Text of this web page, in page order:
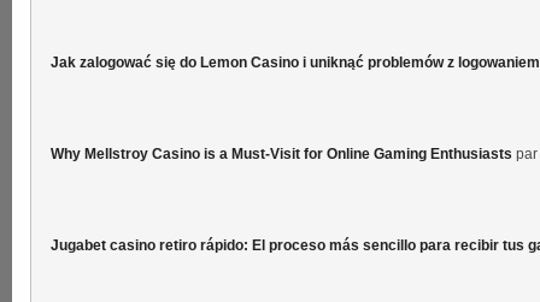
Jak zalogować się do Lemon Casino i uniknąć problemów z logowaniem
Why Mellstroy Casino is a Must-Visit for Online Gaming Enthusiasts par
Jugabet casino retiro rápido: El proceso más sencillo para recibir tus